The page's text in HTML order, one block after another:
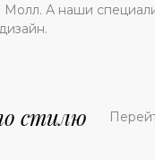
Молл. А наши
стилю